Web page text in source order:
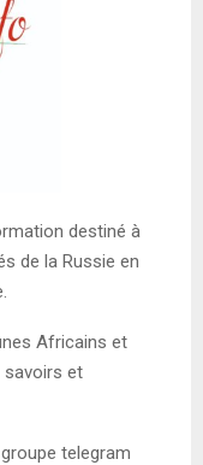
destiné à
de la Russie en
Africains et
savoirs et
telegram